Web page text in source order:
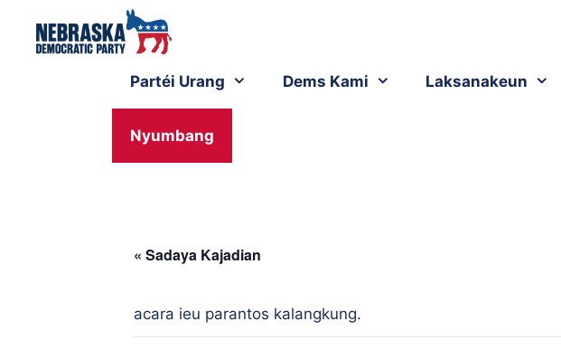
Partéi Urang Dems Kami Laksanakeun
Nyumbang
« Sadaya Kajadian
acara ieu parantos kalangkung.